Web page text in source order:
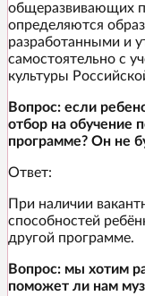
общеразвивающих
определяются
разработанными и
самостоятельно с
культуры
Вопрос: если
отбор на обучение
программе? Он не
Ответ:
При наличии
способностей
другой программе.
Вопрос: мы хотим
поможет ли нам